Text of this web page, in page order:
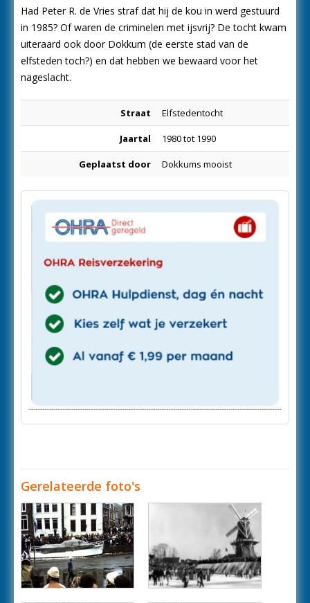
Had Peter R. de Vries straf dat hij de kou in werd gestuurd
in 1985? Of waren de criminelen met ijsvrij? De tocht kwam
uiteraard ook door Dokkum (de eerste stad van de
elfsteden toch?) en dat hebben we bewaard voor het
nageslacht.
Straat Elfstedentocht
Jaartal 1980 tot 1990
Geplaatst door Dokkums mooist
Gerelateerde foto's